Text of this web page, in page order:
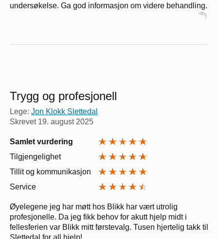
undersøkelse. Ga god informasjon om videre behandling.
Trygg og profesjonell
Lege: Jon Klokk Slettedal
Skrevet 19. august 2025
Samlet vurdering
Tilgjengelighet
Tillit og kommunikasjon
Service
Øyelegene jeg har møtt hos Blikk har vært utrolig
profesjonelle. Da jeg fikk behov for akutt hjelp midt i
fellesferien var Blikk mitt førstevalg. Tusen hjertelig takk til
Slettedal for all hjelp!